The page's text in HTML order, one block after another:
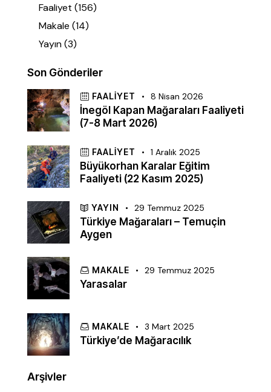
Faaliyet (156)
Makale (14)
Yayın(3)
Son Gönderiler
FAALIYET 8 Nisan 2026
İnegöl Kapan Mağaraları Faaliyeti
(7-8 Mart 2026)
FAALIYET 1 Aralık 2025
Büyükorhan Karalar Eğitim
Faaliyeti (22 Kasım 2025)
YAYIN 29 Temmuz 2025
Türkiye Mağaraları – Temuçin
Aygen
MAKALE 29 Temmuz 2025
Yarasalar
MAKALE 3 Mart 2025
Türkiye’de Mağaracılık
Arşivler